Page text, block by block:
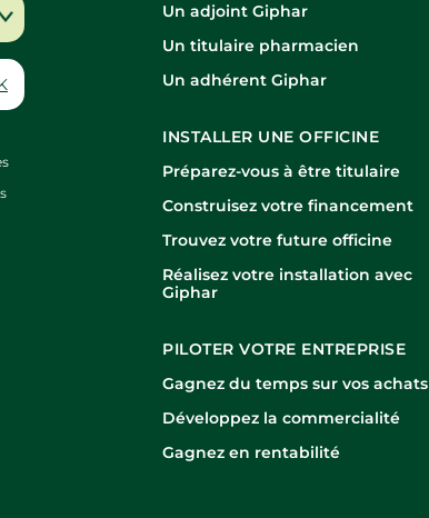
Un adjoint Giphar
Un titulaire pharmacien
Un adhérent Giphar
INSTALLER UNE OFFICINE
Préparez-vous à être titulaire
Construisez votre financement
Trouvez votre future officine
Réalisez votre installation avec
Giphar
PILOTER VOTRE ENTREPRISE
Gagnez du temps sur vos achats
Développez la commercialité
Gagnez en rentabilité